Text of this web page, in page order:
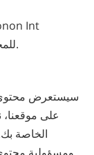
للمجتمعات الإلكترونية، من ضمنها الدخول للموقع.
على
الخاصة